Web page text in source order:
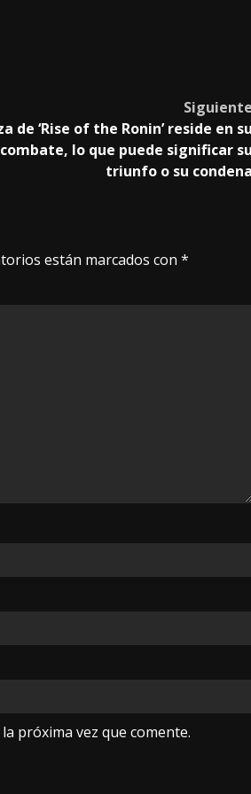
Siguiente
de ‘Rise of the Ronin’ reside en su
lo que puede significar su
triunfo o su condena
están marcados con *
próxima vez que comente.